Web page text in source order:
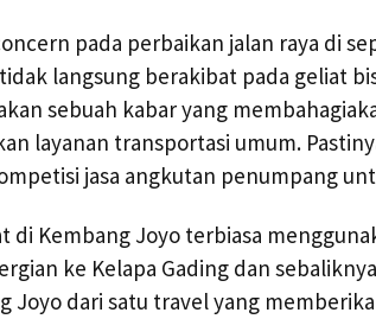
pada perbaikan jalan raya di
langsung berakibat pada geliat
sebuah kabar yang
layanan transportasi umum.
jasa angkutan penumpang
di Kembang Joyo terbiasa
ke Kelapa Gading dan
Joyo dari satu travel yang